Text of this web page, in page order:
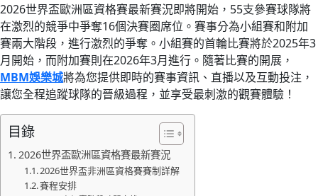
2026世界盃歐洲區資格賽最新賽況即將開始，55支參賽球隊將
在激烈的競爭中爭奪16個決賽圈席位。賽事分為小組賽和附加
賽兩大階段，進行激烈的爭奪。小組賽的首輪比賽將於2025年3
月開始，而附加賽則在2026年3月進行。隨著比賽的開展，
MBM娛樂城將為您提供即時的賽事資訊、直播以及互動投注，
讓您全程追蹤球隊的晉級過程，並享受最刺激的觀賽體驗！
目錄
2026世界盃歐洲區資格賽最新賽況
2026世界盃非洲區資格賽賽制詳解
賽程安排